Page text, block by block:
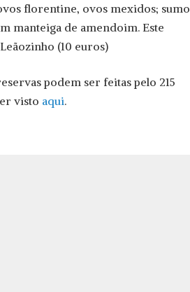
florentine, ovos mexidos; sumo
manteiga de amendoim. Este
(10 euros)
podem ser feitas pelo 215
visto aqui.